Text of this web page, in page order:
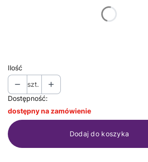
Poszczególne warianty mogą różnić się ceną
Ilość
szt.
Dostępność:
dostępny na zamówienie
Dodaj do koszyka